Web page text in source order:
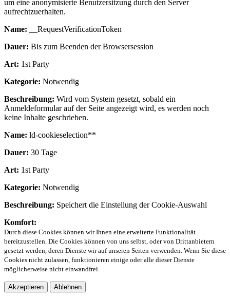
um eine anonymisierte Benutzersitzung durch den Server
aufrechtzuerhalten.
Name: __RequestVerificationToken
Dauer: Bis zum Beenden der Browsersession
Art: 1st Party
Kategorie: Notwendig
Beschreibung: Wird vom System gesetzt, sobald ein
Anmeldeformular auf der Seite angezeigt wird, es werden noch
keine Inhalte geschrieben.
Name: ld-cookieselection**
Dauer: 30 Tage
Art: 1st Party
Kategorie: Notwendig
Beschreibung: Speichert die Einstellung der Cookie-Auswahl
Komfort:
Durch diese Cookies können wir Ihnen eine erweiterte Funktionalität
bereitzustellen. Die Cookies können von uns selbst, oder von Drittanbietern
gesetzt werden, deren Dienste wir auf unseren Seiten verwenden. Wenn Sie diese
Cookies nicht zulassen, funktionieren einige oder alle dieser Dienste
möglicherweise nicht einwandfrei.
Akzeptieren Ablehnen